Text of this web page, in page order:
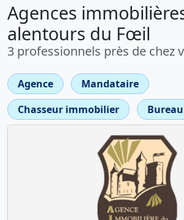
Agences
alentours du Fœil
3 professionnels près de chez
Agence
Mandataire
Chasseur immobilier